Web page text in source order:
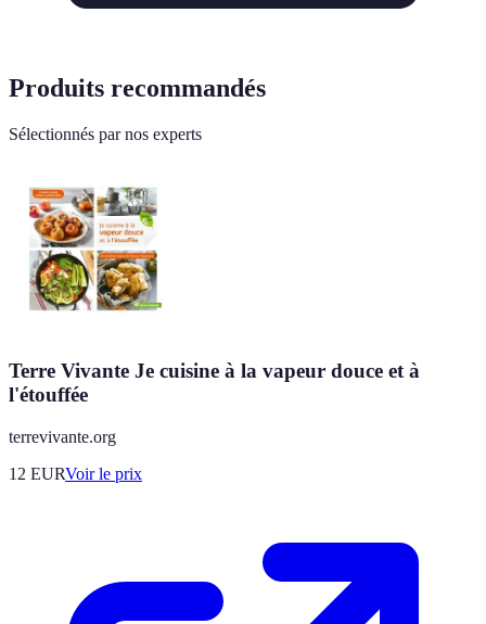
Produits recommandés
Sélectionnés par nos experts
Terre Vivante Je cuisine à la vapeur douce et à
l'étouffée
terrevivante.org
12 EURVoir le prix